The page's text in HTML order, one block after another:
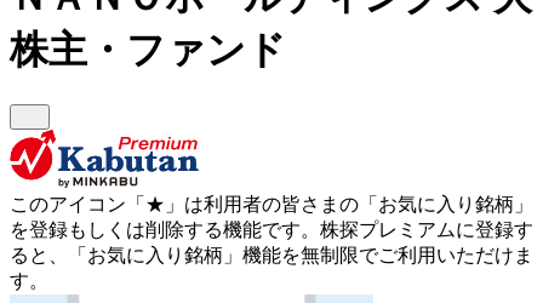
株主・ファンド
このアイコン 「★」 は利用者の皆さまの 「お気に入り銘柄」
を登録もしくは削除する機能です。 株探プレミアムに登録す
ると、「お気に入り銘柄」機能を無制限でご利用いただけま
す。